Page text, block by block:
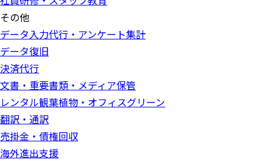
その他
データ入力代行・アンケート集計
データ復旧
決済代行
文書・重要書類・メディア保管
レンタル観葉植物・オフィスグリーン
翻訳・通訳
売掛金・債権回収
海外進出支援